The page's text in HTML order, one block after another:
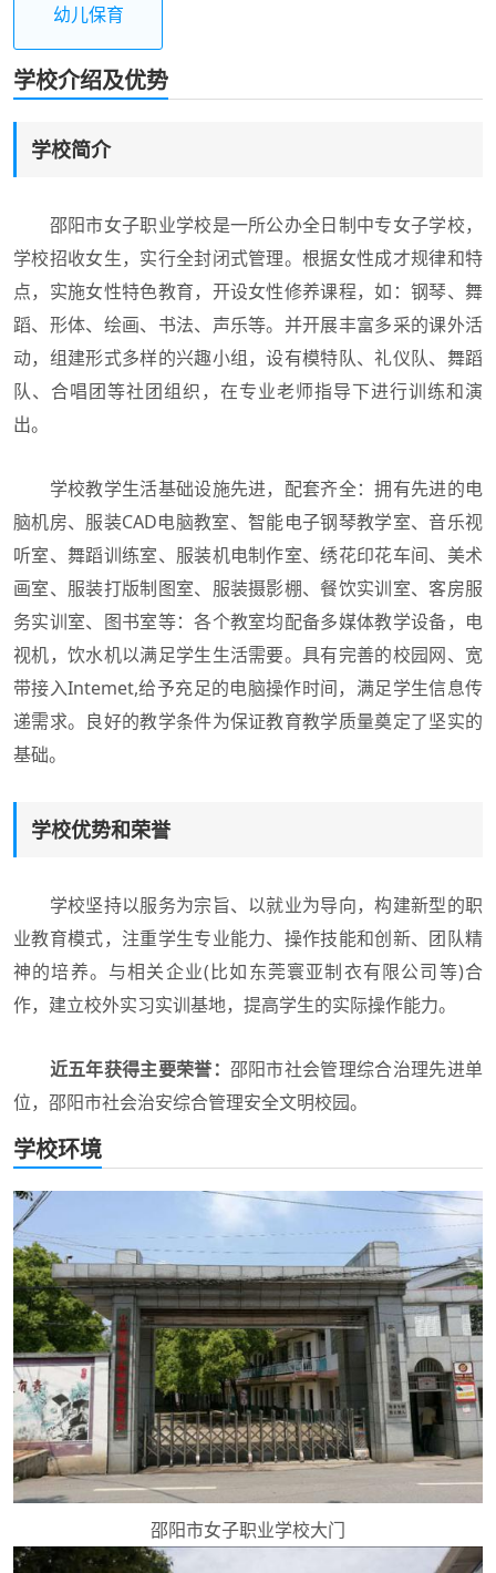
幼儿保育
学校介绍及优势
学校简介
邵阳市女子职业学校是一所公办全日制中专女子学校，
学校招收女生，实行全封闭式管理。根据女性成才规律和特
点，实施女性特色教育，开设女性修养课程，如：钢琴、舞
蹈、形体、绘画、书法、声乐等。并开展丰富多采的课外活
动，组建形式多样的兴趣小组，设有模特队、礼仪队、舞蹈
队、合唱团等社团组织，在专业老师指导下进行训练和演
出。
学校教学生活基础设施先进，配套齐全：拥有先进的电
脑机房、服装CAD电脑教室、智能电子钢琴教学室、音乐视
听室、舞蹈训练室、服装机电制作室、绣花印花车间、美术
画室、服装打版制图室、服装摄影棚、餐饮实训室、客房服
务实训室、图书室等：各个教室均配备多媒体教学设备，电
视机，饮水机以满足学生生活需要。具有完善的校园网、宽
带接入Intemet,给予充足的电脑操作时间，满足学生信息传
递需求。良好的教学条件为保证教育教学质量奠定了坚实的
基础。
学校优势和荣誉
学校坚持以服务为宗旨、以就业为导向，构建新型的职
业教育模式，注重学生专业能力、操作技能和创新、团队精
神的培养。与相关企业(比如东莞寰亚制衣有限公司等)合
作，建立校外实习实训基地，提高学生的实际操作能力。
近五年获得主要荣誉： 邵阳市社会管理综合治理先进单
位，邵阳市社会治安综合管理安全文明校园。
学校环境
邵阳市女子职业学校大门